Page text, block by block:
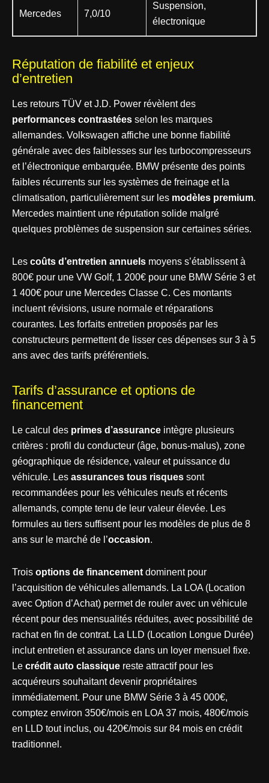
Mercedes 7,0/10
Suspension,
électronique
Réputation de fiabilité et enjeux
d’entretien
Les retours TÜV et J.D. Power révèlent des
performances contrastées selon les marques
allemandes. Volkswagen affiche une bonne fiabilité
générale avec des faiblesses sur les turbocompresseurs
et l’électronique embarquée. BMW présente des points
faibles récurrents sur les systèmes de freinage et la
climatisation, particulièrement sur les modèles premium.
Mercedes maintient une réputation solide malgré
quelques problèmes de suspension sur certaines séries.
Les coûts d’entretien annuels moyens s’établissent à
800€ pour une VW Golf, 1 200€ pour une BMW Série 3 et
1 400€ pour une Mercedes Classe C. Ces montants
incluent révisions, usure normale et réparations
courantes. Les forfaits entretien proposés par les
constructeurs permettent de lisser ces dépenses sur 3 à 5
ans avec des tarifs préférentiels.
Tarifs d’assurance et options de
financement
Le calcul des primes d’assurance intègre plusieurs
critères : profil du conducteur (âge, bonus-malus), zone
géographique de résidence, valeur et puissance du
véhicule. Les assurances tous risques sont
recommandées pour les véhicules neufs et récents
allemands, compte tenu de leur valeur élevée. Les
formules au tiers suffisent pour les modèles de plus de 8
ans sur le marché de l’occasion.
Trois options de financement dominent pour
l’acquisition de véhicules allemands. La LOA (Location
avec Option d’Achat) permet de rouler avec un véhicule
récent pour des mensualités réduites, avec possibilité de
rachat en fin de contrat. La LLD (Location Longue Durée)
inclut entretien et assurance dans un loyer mensuel fixe.
Le crédit auto classique reste attractif pour les
acquéreurs souhaitant devenir propriétaires
immédiatement. Pour une BMW Série 3 à 45 000€,
comptez environ 350€/mois en LOA 37 mois, 480€/mois
en LLD tout inclus, ou 420€/mois sur 84 mois en crédit
traditionnel.